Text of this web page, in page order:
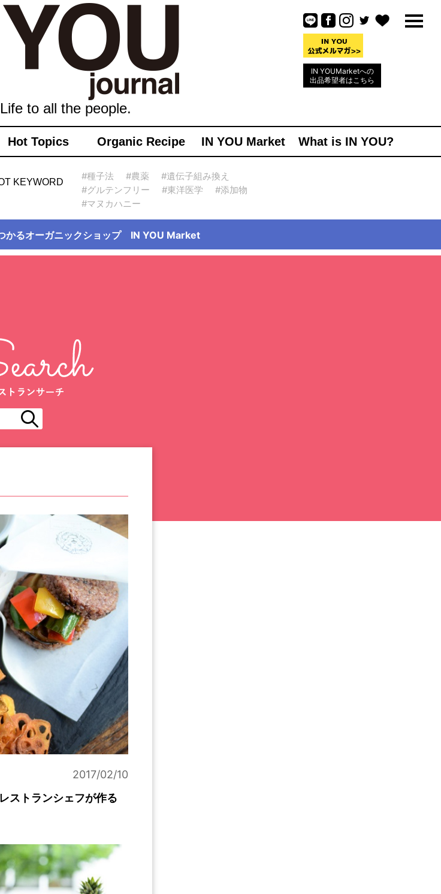
IN YOUMarketへの
出品希望者はこちら
to all the people.
Hot Topics Organic Recipe IN YOU Market What is IN YOU?
KEYWORD
#種子法 #農薬
#遺伝子組み換え
#グルテンフリー
#東洋医学
#添加物
#マヌカハニー
かるオーガニックショップ IN YOU Market
2017/02/10
ストランシェフが作る